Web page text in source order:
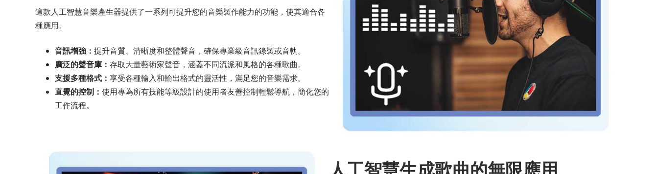
這款人工智慧音樂產生器提供了一系列可提升您的音樂製作能力的功能，使其適合各
種應用。
音訊增強： 提升音質、清晰度和整體聲音，確保專業級音訊錄製或音軌。
廣泛的聲音庫： 存取大量藝術家聲音，涵蓋不同流派和風格的各種歌曲。
支援多種格式： 享受各種輸入和輸出格式的靈活性，滿足您的音樂需求。
直覺的控制： 使用專為所有技能等級設計的使用者友善控制輕鬆導航，簡化您的
工作流程。